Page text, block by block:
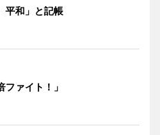
和」と記帳
ファイト！」